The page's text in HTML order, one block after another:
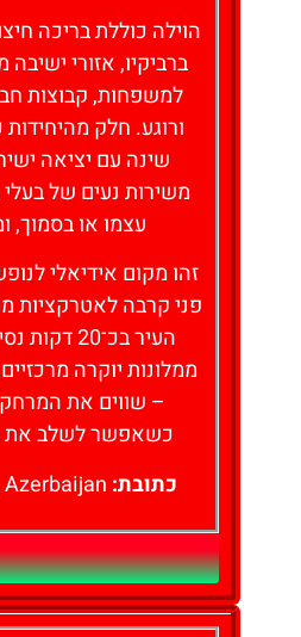
הוילה כוללת בריכה
ברביקיו, אזורי
למשפחות, קבוצות
ורוגע. חלק
שינה עם יציאה
משירות נעים של
עצמו או בסמוך,
זהו מקום אידיאלי
פני קרבה לאטרקציות
העיר
ממלונות יוקרה
– שווים את
כשאפשר לשלב את
כתובת: